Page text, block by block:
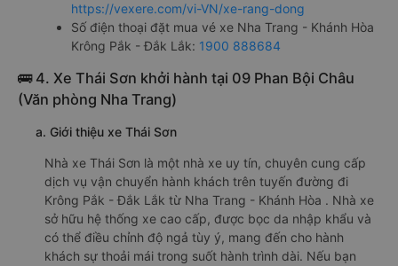
https://vexere.com/vi-VN/xe-rang-dong
Số điện thoại đặt mua vé xe Nha Trang - Khánh Hòa
Krông Pắk - Đắk Lắk: 1900 888684
🚌 4. Xe Thái Sơn khởi hành tại 09 Phan Bội Châu
(Văn phòng Nha Trang)
a. Giới thiệu xe Thái Sơn
Nhà xe Thái Sơn là một nhà xe uy tín, chuyên cung cấp
dịch vụ vận chuyển hành khách trên tuyến đường đi
Krông Pắk - Đắk Lắk từ Nha Trang - Khánh Hòa . Nhà xe
sở hữu hệ thống xe cao cấp, được bọc da nhập khẩu và
có thể điều chỉnh độ ngả tùy ý, mang đến cho hành
khách sự thoải mái trong suốt hành trình dài. Nếu bạn